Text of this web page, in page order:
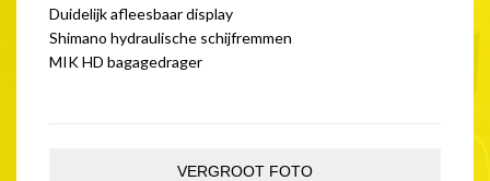
Duidelijk afleesbaar display
Shimano hydraulische schijfremmen
MIK HD bagagedrager
VERGROOT FOTO